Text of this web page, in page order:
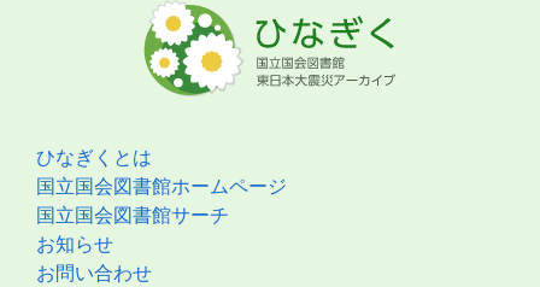
ひなぎくとは
国立国会図書館ホームページ
国立国会図書館サーチ
お知らせ
お問い合わせ